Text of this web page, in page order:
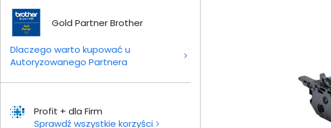
Gold Partner Brother
Dlaczego warto kupować u
Autoryzowanego Partnera
Profit + dla Firm
Sprawdź wszystkie korzyści